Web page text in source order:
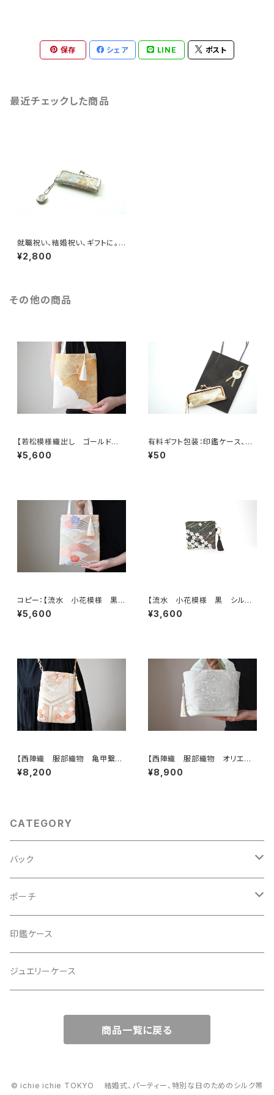
保存 シェア LINE ポスト
最近チェックした商品
就職祝い、結婚祝い、ギフトに。
【ブルー シルク帯 印鑑ケー
ス】がま口、帯リメイク
¥2,800
その他の商品
【若松模様織出し ゴールド
シルク帯リメイク ミニサブバック
フォーマルバック】日常使い、結
¥5,600
有料ギフト包装：印鑑ケース、ミ
ニジュエリケース用ミニショッピ
ングバック
¥50
コピー：【流水 小花模様 黒
シルク 帯リメイク ミニサブバッ
ク フォーマルバック】日常使い、
¥5,600
【流水 小花模様 黒 シルク
帯リメイク バッグチャーム型ス
クエアポーチ】メイクポーチ 旅
¥3,600
【西陣織 服部織物 亀甲繋ぎ
に鳳凰・花模様 帯リメイク
スマホショルダーバッグ】日常使
¥8,200
【西陣織 服部織物 オリエン
ト更紗 華紋様 薄グリーン・シ
ルバー シルク帯リメイク トー
¥8,900
CATEGORY
バック
2Wayクラッチバッグ＆ハンドバッグ
ハンドバッグ・ショルダーバッグ
スマホショルダー、サコッシュ
トートーバッグ
コロンとしたハンドバッグ
ポーチ
コロンとした大容量コスメポーチ
ミニポーチ
印鑑ケース
ジュエリーケース
商品一覧に戻る
© ichie ichie TOKYO 結婚式、パーティー、特別な日のためのシルク帯